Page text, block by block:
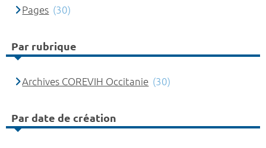
Pages (30)
Par rubrique
Archives COREVIH Occitanie (30)
Par date de création